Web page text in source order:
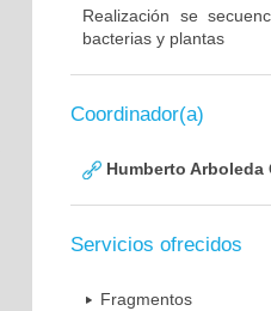
Realización se
bacterias y plantas
Coordinador(a)
Humberto Arboleda
Servicios ofrecidos
Fragmentos